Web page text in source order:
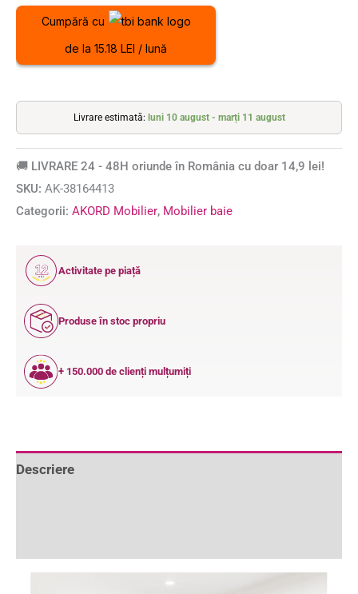
Cumpără cu
de la 15.18 LEI / lună
Livrare estimată: luni 10 august - marți 11 august
🚚 LIVRARE 24 - 48H oriunde în România cu doar 14,9 lei!
SKU: AK-38164413
Categorii: AKORD Mobilier, Mobilier baie
12
ANI
Activitate pe piață
Produse în stoc propriu
+ 150.000 de clienți mulțumiți
Descriere